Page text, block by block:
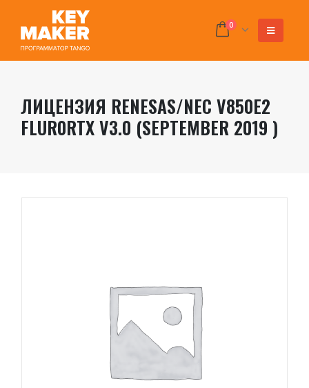
0
ЛИЦЕНЗИЯ RENESAS/NEC V850E2
FLUR0RTX V3.0 (SEPTEMBER 2019 )